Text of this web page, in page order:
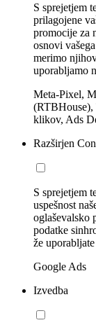
S sprejetjem
prilagojene
promocije za
osnovi
merimo
uporabljamo
Meta-Pixel,
klikov, Ads
Razširjen
S sprejetjem
uspešnost
oglaševalsko
podatke
že
Google Ads
Izvedba